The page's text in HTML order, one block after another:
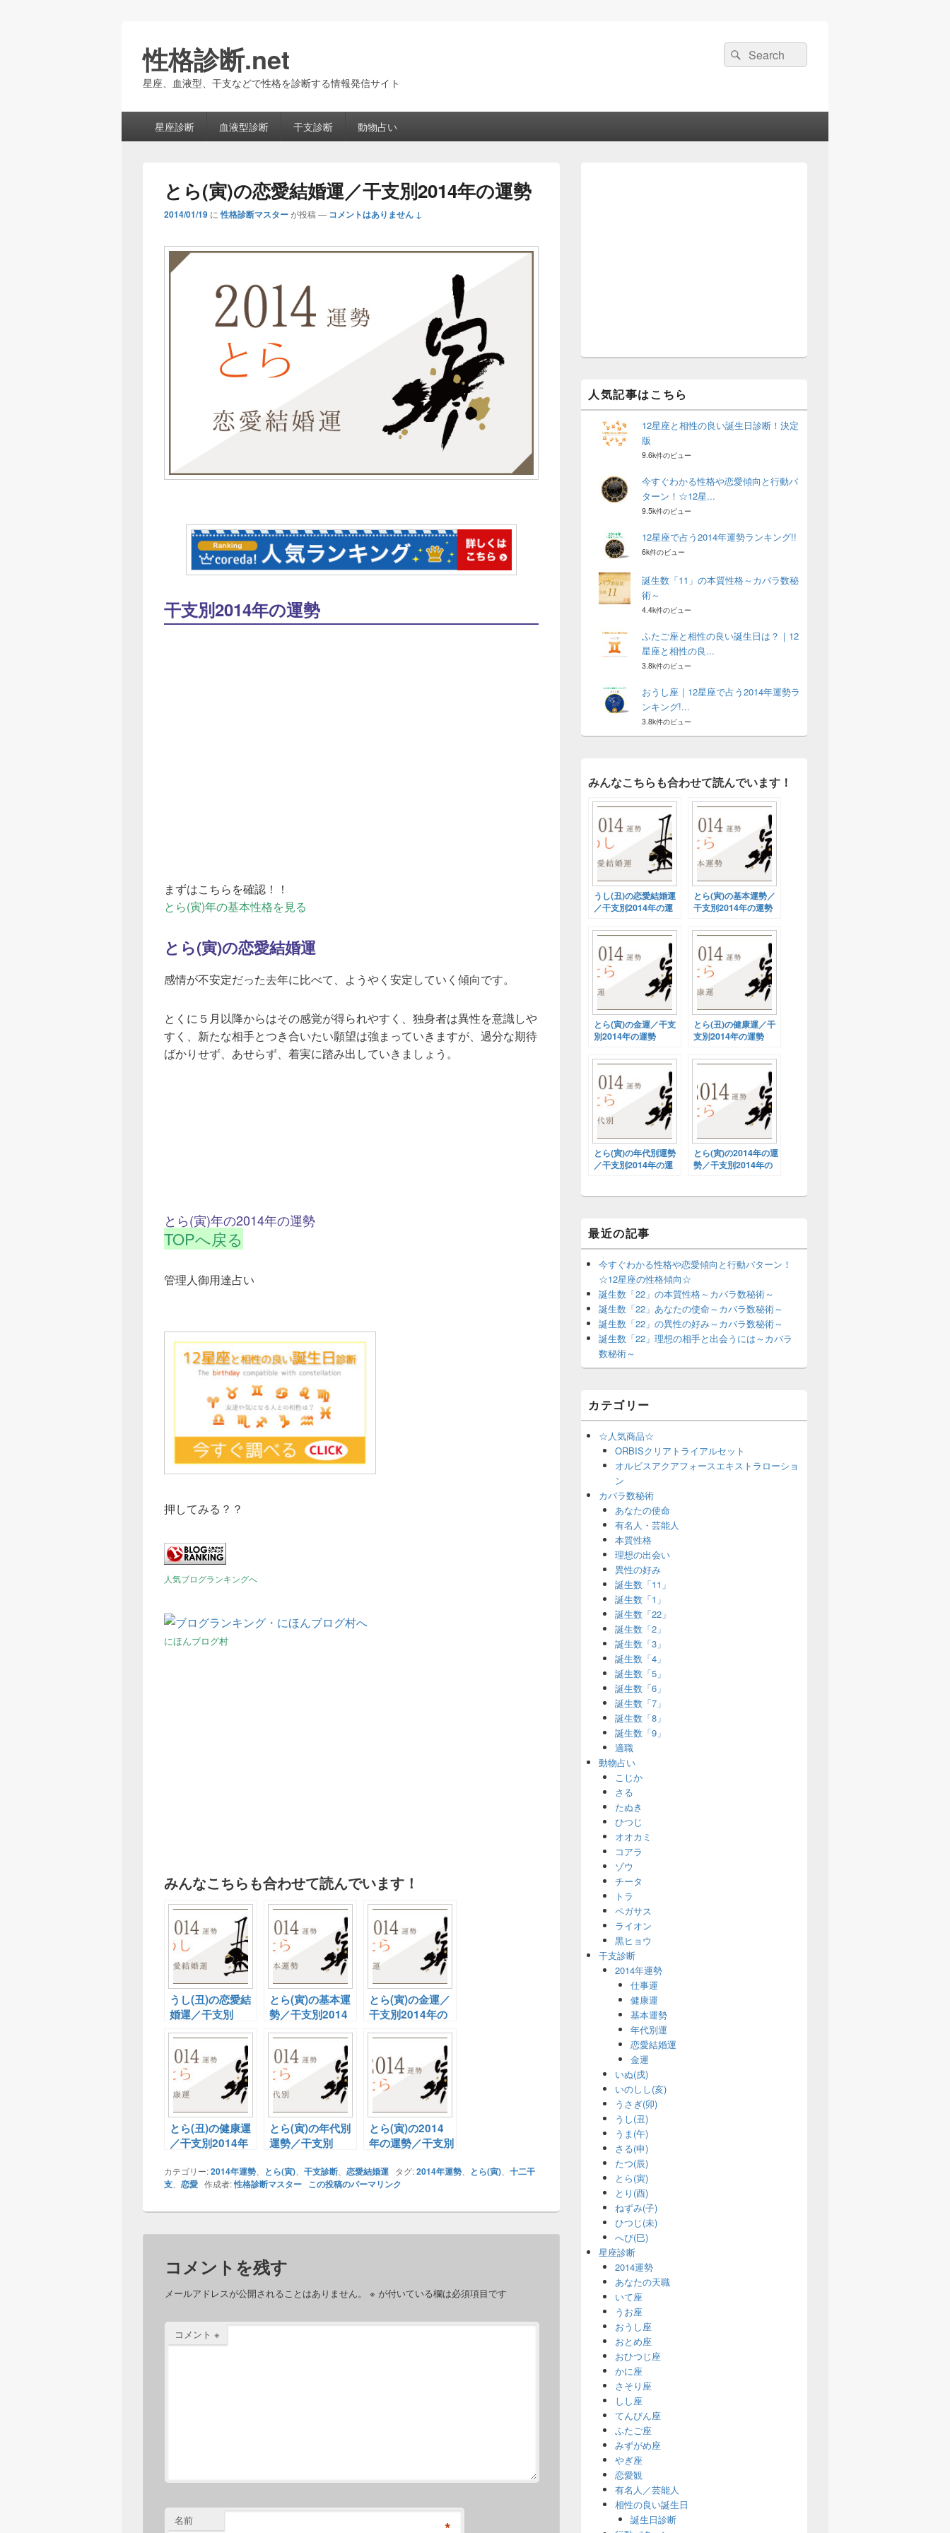
性格診断.net
星座、血液型、干支などで性格を診断する情報発信サイト
検
索:
検
索
星座診断 血液型診断 干支診断 動物占い
とら(寅)の恋愛結婚運／干支別2014年の運勢
2014/01/19 に 性格診断マスターが投稿 — コメントはありません ↓
干支別2014年の運勢
まずはこちらを確認！！
とら(寅)年の基本性格を見る
とら(寅)の恋愛結婚運
感情が不安定だった去年に比べて、ようやく安定していく傾向です。
とくに５月以降からはその感覚が得られやすく、独身者は異性を意識しや
すく、新たな相手とつき合いたい願望は強まっていきますが、過分な期待
ばかりせず、あせらず、着実に踏み出していきましょう。
とら(寅)年の2014年の運勢
TOPへ戻る
管理人御用達占い
押してみる？？
人気ブログランキングへ
にほんブログ村
みんなこちらも合わせて読んでいます！
うし(丑)の恋愛結
婚運／干支別
2014年の運勢
とら(寅)の基本運
勢／干支別2014
年の運勢
とら(寅)の金運／
干支別2014年の
運勢
とら(丑)の健康運
／干支別2014年
とら(寅)の年代別
運勢／干支別
とら(寅)の2014
年の運勢／干支別
カテゴリー:2014年運勢 とら(寅) 干支診断 恋愛結婚運 タグ:2014年運勢 とら(寅)
十二干
支
恋愛 作成者:性格診断マスター この投稿のパーマリンク
コメントを残す
メールアドレスが公開されることはありません。 ※ が付いている欄は必須項目です
コメント ※
名前 *
リ
人気記事はこちら
12星座と相性の良い誕生日診断！決定
版
9.6k件のビュー
今すぐわかる性格や恋愛傾向と行動パ
ターン！☆12星...
9.5k件のビュー
12星座で占う2014年運勢ランキング!!
6k件のビュー
誕生数「11」の本質性格～カバラ数秘
術～
4.4k件のビュー
ふたご座と相性の良い誕生日は？｜12
星座と相性の良...
3.8k件のビュー
おうし座｜12星座で占う2014年運勢ラ
ンキング!...
3.8k件のビュー
みんなこちらも合わせて読んでいます！
うし(丑)の恋愛結婚運
／干支別2014年の運
とら(寅)の基本運勢／
干支別2014年の運勢
とら(寅)の金運／干支
別2014年の運勢
とら(丑)の健康運／干
支別2014年の運勢
とら(寅)の年代別運勢
／干支別2014年の運
とら(寅)の2014年の運
勢／干支別2014年の
最近の記事
今すぐわかる性格や恋愛傾向と行動パターン！
☆12星座の性格傾向☆
誕生数「22」の本質性格～カバラ数秘術～
誕生数「22」あなたの使命～カバラ数秘術～
誕生数「22」の異性の好み～カバラ数秘術～
誕生数「22」理想の相手と出会うには～カバラ
数秘術～
カテゴリー
☆人気商品☆
ORBISクリアトライアルセット
オルビスアクアフォースエキストラローショ
ン
カバラ数秘術
あなたの使命
有名人・芸能人
本質性格
理想の出会い
異性の好み
誕生数「11」
誕生数「1」
誕生数「22」
誕生数「2」
誕生数「3」
誕生数「4」
誕生数「5」
誕生数「6」
誕生数「7」
誕生数「8」
誕生数「9」
適職
動物占い
こじか
さる
たぬき
ひつじ
オオカミ
コアラ
ゾウ
チータ
トラ
ペガサス
ライオン
黒ヒョウ
干支診断
2014年運勢
仕事運
健康運
基本運勢
年代別運
恋愛結婚運
金運
いぬ(戌)
いのしし(亥)
うさぎ(卯)
うし(丑)
うま(午)
さる(申)
たつ(辰)
とら(寅)
とり(酉)
ねずみ(子)
ひつじ(未)
へび(巳)
星座診断
2014運勢
あなたの天職
いて座
うお座
おうし座
おとめ座
おひつじ座
かに座
さそり座
しし座
てんびん座
ふたご座
みずがめ座
やぎ座
恋愛観
有名人／芸能人
相性の良い誕生日
誕生日診断